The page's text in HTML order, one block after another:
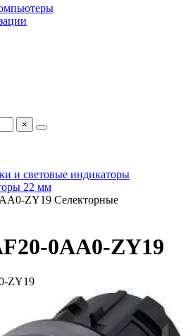
×
и световые индикаторы
22 мм
ZY19 Селекторные
0AA0-ZY19